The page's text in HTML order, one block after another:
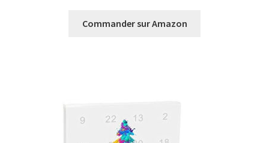
Commander sur Amazon